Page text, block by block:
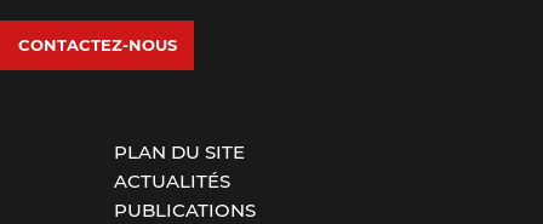
CONTACTEZ-NOUS
PLAN DU SITE
ACTUALITÉS
PUBLICATIONS